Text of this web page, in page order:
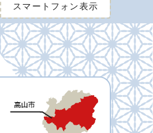
スマートフォン表示